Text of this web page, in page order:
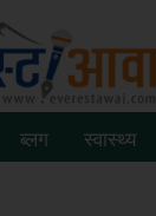
ब्लग स्वास्थ्य